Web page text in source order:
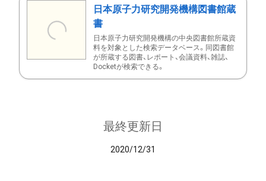
日本原子力研究開発機構図書館蔵
書
日本原子力研究開発機構の中央図書館所蔵資
料を対象とした検索データベース。同図書館
が所蔵する図書、レポート、会議資料、雑誌、
Docketが検索できる。
最終更新日
2020/12/31